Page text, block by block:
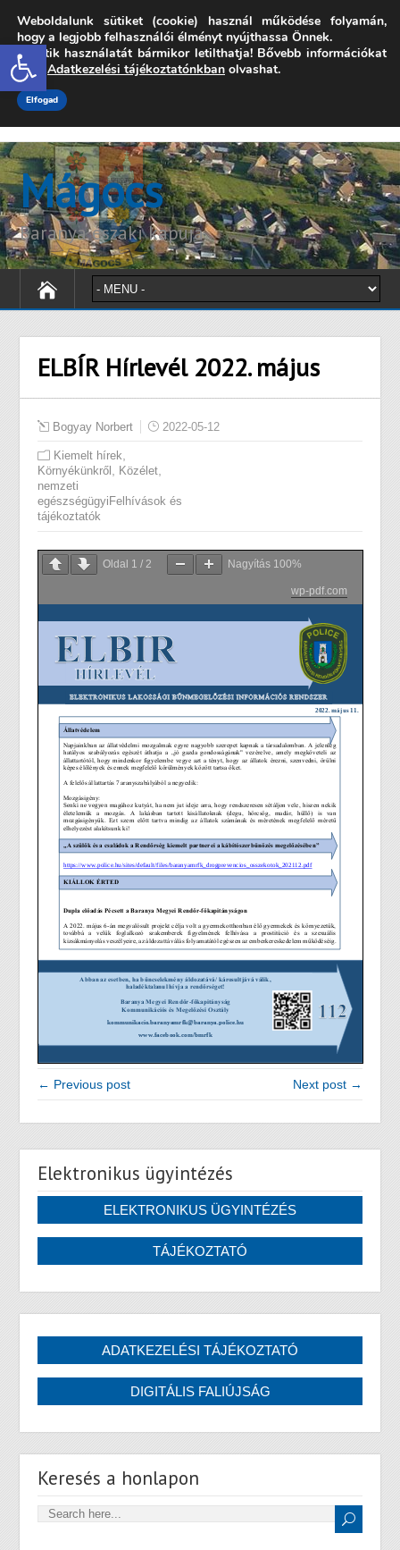
Open toolbar
7342 Mágocs, Szabadság utca 39.
onkormanyzat@magocs.hu +36 (72) 451 110
Elérhetőségek
Mágocs
Baranya északi kapuja
ELBÍR Hírlevél 2022. május
Bogyay Norbert 2022-05-12
Kiemelt hírek
Környékünkről Közélet
nemzeti
egészségügyiFelhívások és
tájékoztatók
Oldal 1 /2 Nagyítás 100%
wp-pdf.com
← Previous post Next post →
Elektronikus ügyintézés
Keresés a honlapon
Weboldalunk sütiket (cookie) használ működése folyamán,
hogy a legjobb felhasználói élményt nyújthassa Önnek.
A sütik használatát bármikor letilthatja! Bővebb információkat
erről Adatkezelési tájékoztatónkban olvashat.
Elfogad